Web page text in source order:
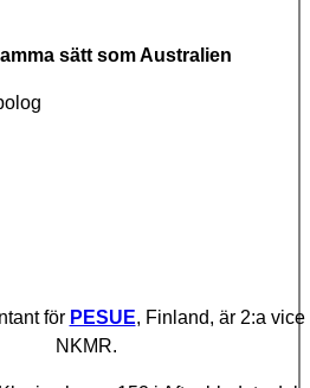
sätt som Australien
för PESUE, Finland, är 2:a vice
NKMR.